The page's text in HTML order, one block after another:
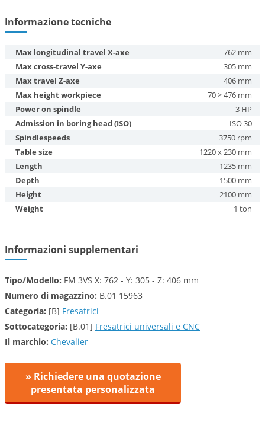
Informazione tecniche
Max longitudinal travel X-axe
762 mm
Max cross-travel Y-axe
305 mm
Max travel Z-axe
406 mm
Max height workpiece
70 > 476 mm
Power on spindle
3 HP
Admission in boring head (ISO)
ISO 30
Spindlespeeds
3750 rpm
Table size
1220 x 230 mm
Length
1235 mm
Depth
1500 mm
Height
2100 mm
Weight
1 ton
Informazioni supplementari
Tipo/Modello: FM 3VS X: 762 - Y: 305 - Z: 406 mm
Numero di magazzino: B.01 15963
Categoria: [B] Fresatrici
Sottocategoria: [B.01] Fresatrici universali e CNC
Il marchio: Chevalier
» Richiedere una quotazione
presentata personalizzata